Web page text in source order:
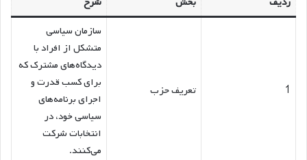
1 تعریف حزب
سازمان سیاسی
متشکل از افراد با
دیدگاه‌های مشترک که
برای کسب قدرت و
اجرای برنامه‌های
سیاسی خود، در
انتخابات شرکت
می‌کنند.